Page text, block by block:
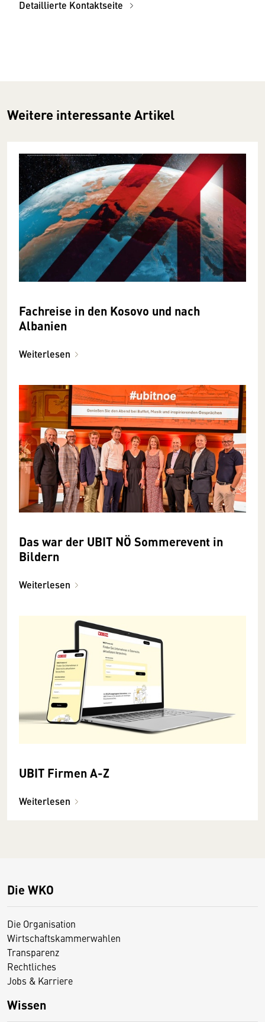
Detaillierte Kontaktseite
Weitere interessante Artikel
Fachreise in den Kosovo und nach
Albanien
Weiterlesen
Das war der UBIT NÖ Sommerevent in
Bildern
Weiterlesen
UBIT Firmen A-Z
Weiterlesen
Die WKO
Die Organisation
Wirtschaftskammerwahlen
Transparenz
Rechtliches
Jobs & Karriere
Wissen